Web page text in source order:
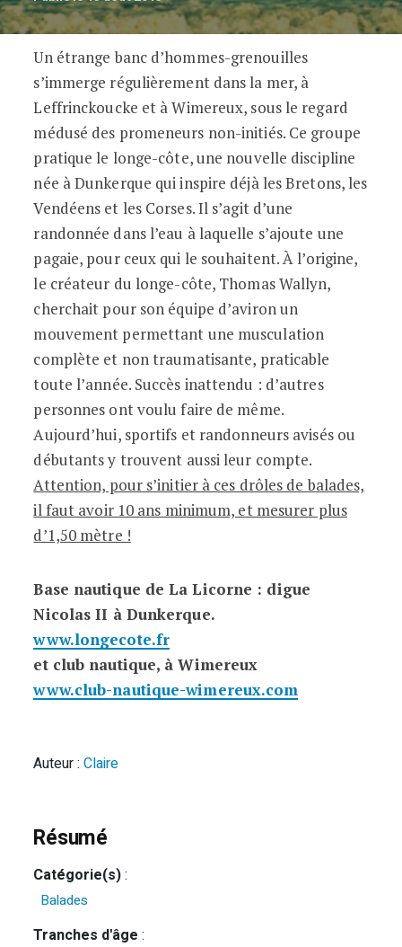
Le longe-côte, vous connaissez le
Un étrange banc d’hommes-grenouilles
s’immerge régulièrement dans la mer, à
Leffrinckoucke et à Wimereux, sous le regard
médusé des promeneurs non-initiés. Ce groupe
pratique le longe-côte, une nouvelle discipline
née à Dunkerque qui inspire déjà les Bretons, les
Vendéens et les Corses. Il s’agit d’une
randonnée dans l’eau à laquelle s’ajoute une
pagaie, pour ceux qui le souhaitent. À l’origine,
le créateur du longe-côte, Thomas Wallyn,
cherchait pour son équipe d’aviron un
mouvement permettant une musculation
complète et non traumatisante, praticable
toute l’année. Succès inattendu : d’autres
personnes ont voulu faire de même.
Aujourd’hui, sportifs et randonneurs avisés ou
débutants y trouvent aussi leur compte.
Attention, pour s’initier à ces drôles de balades,
il faut avoir 10 ans minimum, et mesurer plus
d’1,50 mètre !
Base nautique de La Licorne : digue
Nicolas II à Dunkerque.
www.longecote.fr
et club nautique, à Wimereux
www.club-nautique-wimereux.com
Auteur :Claire
Résumé
Catégorie(s):
Balades
Tranches d'âge :